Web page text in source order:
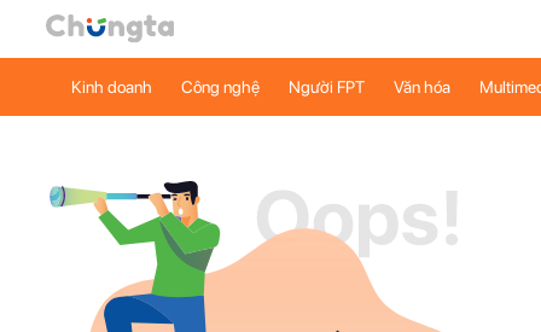
Kinh doanh Công nghệ Người FPT Văn hóa